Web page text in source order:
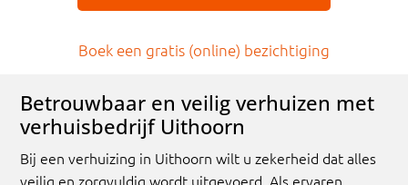
Boek een gratis (online) bezichtiging
Betrouwbaar en veilig verhuizen met
verhuisbedrijf Uithoorn
Bij een verhuizing in Uithoorn wilt u zekerheid dat alles
veilig en zorgvuldig wordt uitgevoerd. Als ervaren